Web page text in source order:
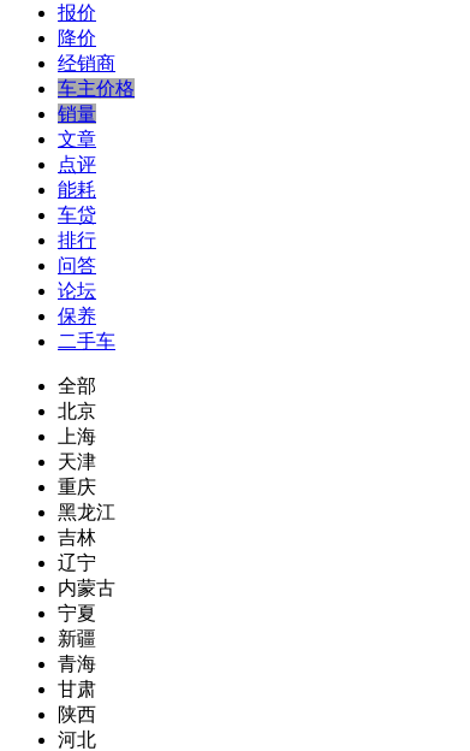
报价
降价
经销商
车主价格
销量
文章
点评
能耗
车贷
排行
问答
论坛
保养
二手车
全部
北京
上海
天津
重庆
黑龙江
吉林
辽宁
内蒙古
宁夏
新疆
青海
甘肃
陕西
河北